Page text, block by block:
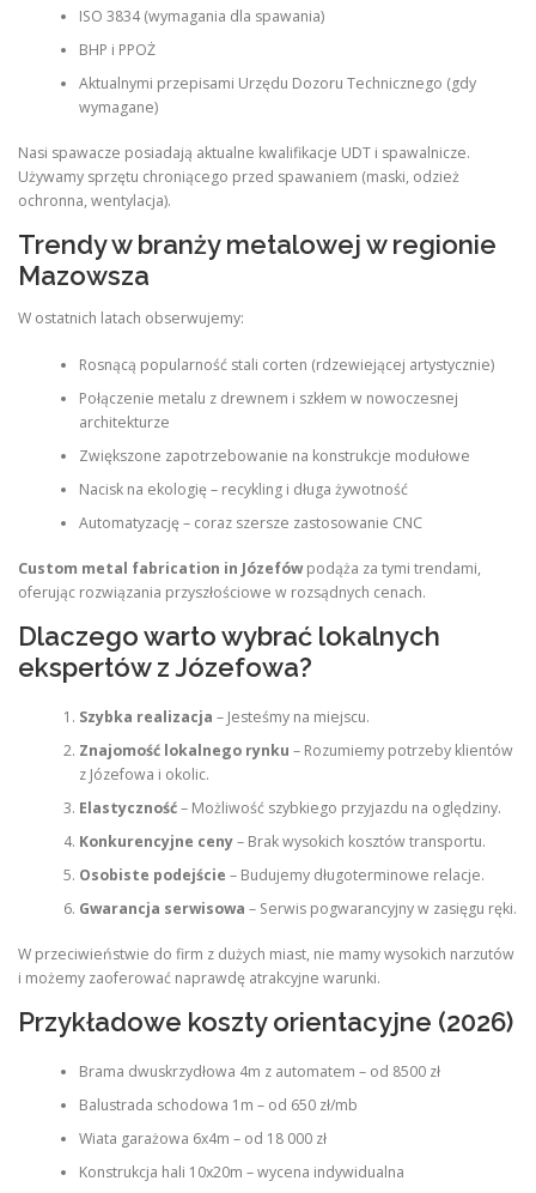
ISO 3834 (wymagania dla spawania)
BHP i PPOŻ
Aktualnymi przepisami Urzędu Dozoru Technicznego (gdy
wymagane)
Nasi spawacze posiadają aktualne kwalifikacje UDT i spawalnicze.
Używamy sprzętu chroniącego przed spawaniem (maski, odzież
ochronna, wentylacja).
Trendy w branży metalowej w regionie
Mazowsza
W ostatnich latach obserwujemy:
Rosnącą popularność stali corten (rdzewiejącej artystycznie)
Połączenie metalu z drewnem i szkłem w nowoczesnej
architekturze
Zwiększone zapotrzebowanie na konstrukcje modułowe
Nacisk na ekologię – recykling i długa żywotność
Automatyzację – coraz szersze zastosowanie CNC
Custom metal fabrication in Józefówpodąża za tymi trendami,
oferując rozwiązania przyszłościowe w rozsądnych cenach.
Dlaczego warto wybrać lokalnych
ekspertów z Józefowa?
Szybka realizacja – Jesteśmy na miejscu.
Znajomość lokalnego rynku – Rozumiemy potrzeby klientów
z Józefowa i okolic.
Elastyczność– Możliwość szybkiego przyjazdu na oględziny.
Konkurencyjne ceny– Brak wysokich kosztów transportu.
Osobiste podejście – Budujemy długoterminowe relacje.
Gwarancja serwisowa – Serwis pogwarancyjny w zasięgu ręki.
W przeciwieństwie do firm z dużych miast, nie mamy wysokich narzutów
i możemy zaoferować naprawdę atrakcyjne warunki.
Przykładowe koszty orientacyjne (2026)
Brama dwuskrzydłowa 4m z automatem – od 8500 zł
Balustrada schodowa 1m – od 650 zł/mb
Wiata garażowa 6x4m – od 18 000 zł
Konstrukcja hali 10x20m – wycena indywidualna